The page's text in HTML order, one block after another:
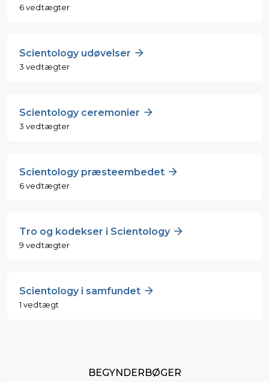
6 vedtægter
Scientology udøvelser
3 vedtægter
Scientology ceremonier
3 vedtægter
Scientology præsteembedet
6 vedtægter
Tro og kodekser i Scientology
9 vedtægter
Scientology i samfundet
1 vedtægt
BEGYNDERBØGER